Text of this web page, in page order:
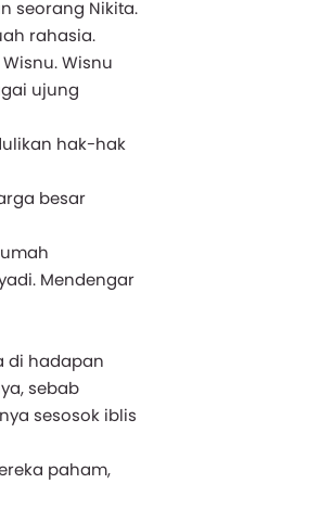
seorang Nikita.
rahasia.
Wisnu
ujung
hak-hak
besar
Mendengar
di hadapan
sebab
sesosok iblis
paham,